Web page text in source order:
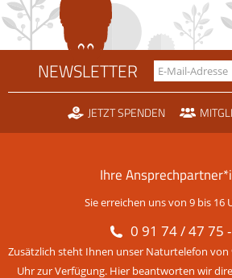
NEWSLETTER
JETZT SPENDEN
Ihre
Sie erreichen uns von 9 bis 16
0 91 74 / 47 75
Zusätzlich steht Ihnen unser Naturtelefon von
Uhr zur Verfügung. Hier beantworten wir